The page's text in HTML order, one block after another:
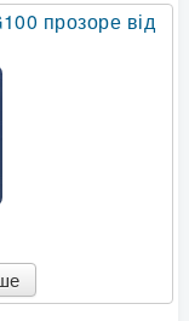
прозоре від